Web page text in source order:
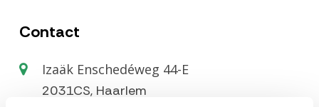
Contact
Izaäk Enschedéweg 44-E
2031CS, Haarlem